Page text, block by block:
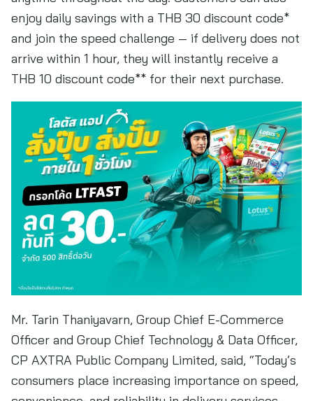
enjoy daily savings with a THB 30 discount code*
and join the speed challenge — if delivery does not
arrive within 1 hour, they will instantly receive a
THB 10 discount code** for their next purchase.
Mr. Tarin Thaniyavarn, Group Chief E-Commerce
Officer and Group Chief Technology & Data Officer,
CP AXTRA Public Company Limited, said, “Today’s
consumers place increasing importance on speed,